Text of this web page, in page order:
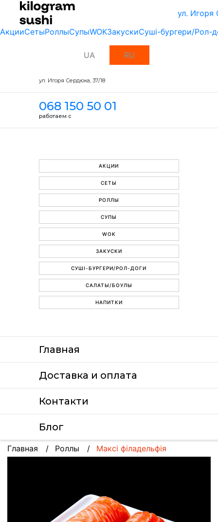
ул. Игоря
АкцииСетыРоллыСупыWOKЗакускиСуші-бургери/Рол-
UA RU
ул. Игоря Сердюка, 37/18
068 150 50 01
работаем с
АКЦИИ
СЕТЫ
РОЛЛЫ
СУПЫ
WOK
ЗАКУСКИ
СУШІ-БУРГЕРИ/РОЛ-ДОГИ
САЛАТЫ/БОУЛЫ
НАПИТКИ
Главная
Доставка и оплата
Контакти
Блог
Главная Роллы Максі філадельфія